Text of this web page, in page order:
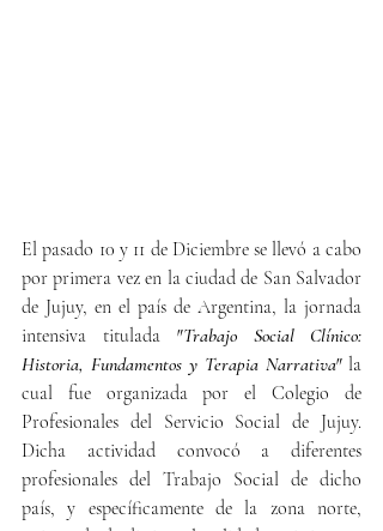
El pasado 10 y 11 de Diciembre se llevó a cabo
por primera vez en la ciudad de San Salvador
de Jujuy, en el país de Argentina, la jornada
intensiva titulada "Trabajo Social Clínico:
Historia, Fundamentos y Terapia Narrativa" la
cual fue organizada por el Colegio de
Profesionales del Servicio Social de Jujuy.
Dicha actividad convocó a diferentes
profesionales del Trabajo Social de dicho
país, y específicamente de la zona norte,